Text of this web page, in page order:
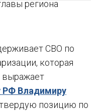
региона
СВО по
которая
выражает
РФ Владимиру
позицию по